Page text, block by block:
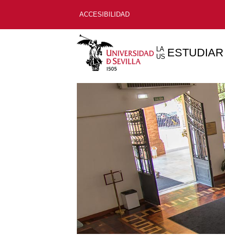
ACCESIBILIDAD
LA
US ESTUDIAR